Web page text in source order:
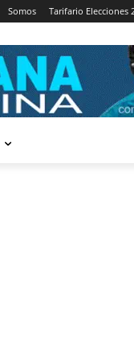
Somos Tarifario Elecciones